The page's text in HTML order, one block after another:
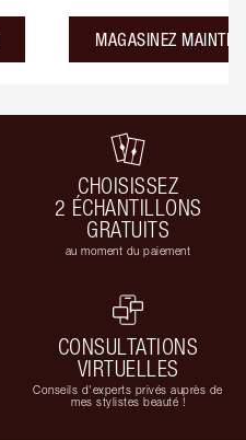
MAGASINEZ
CHOISISSEZ
2 ÉCHANTILLONS
GRATUITS
au moment du paiement
CONSULTATIONS
VIRTUELLES
Conseils d'experts privés auprès de
mes stylistes beauté !